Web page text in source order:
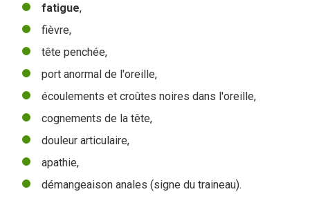
fatigue,
fièvre,
tête penchée,
port anormal de l'oreille,
écoulements et croûtes noires dans l'oreille,
cognements de la tête,
douleur articulaire,
apathie,
démangeaison anales (signe du traineau).